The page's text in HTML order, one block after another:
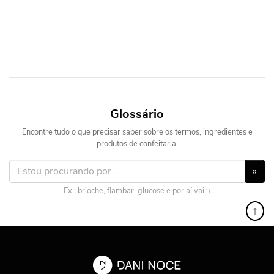
Glossário
Encontre tudo o que precisar saber sobre os termos, ingredientes e
produtos de confeitaria.
»
Ex.: brioche, flambar, glucose e por aí vai :)
↑